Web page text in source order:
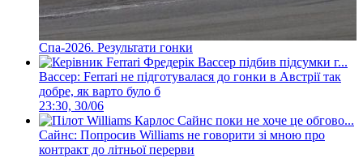
Спа-2026. Результати гонки
Вассер: Ferrari не підготувалася до гонки в Австрії так
добре, як варто було б
23:30, 30/06
Сайнс: Попросив Williams не говорити зі мною про
контракт до літньої перерви